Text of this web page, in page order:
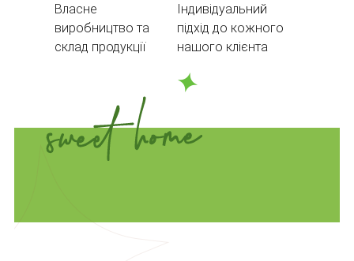
Власне
виробництво та
склад продукції
Індивідуальний
підхід до кожного
нашого клієнта